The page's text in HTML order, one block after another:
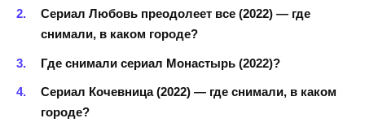
Сериал Любовь преодолеет все (2022) — где
снимали, в каком городе?
Где снимали сериал Монастырь (2022)?
Сериал Кочевница (2022) — где снимали, в каком
городе?